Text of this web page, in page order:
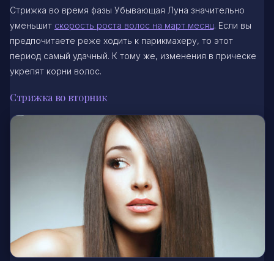
Стрижка во время фазы Убывающая Луна значительно
уменьшит скорость роста волос на март месяц. Если вы
предпочитаете реже ходить к парикмахеру, то этот
период самый удачный. К тому же, изменения в прическе
укрепят корни волос.
Стрижка во вторник